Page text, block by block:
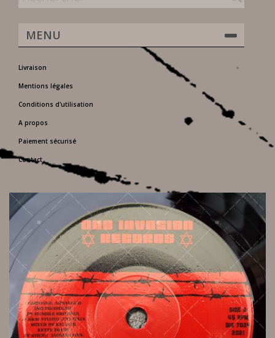
MENU
Livraison
Mentions légales
Conditions d'utilisation
A propos
Paiement sécurisé
Contact